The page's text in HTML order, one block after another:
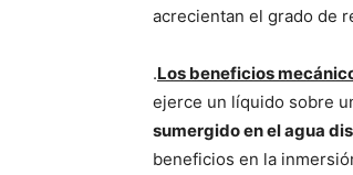
acrecientan el grado de
.Los beneficios
ejerce un lí­quido sobre
sumergido en el agua
beneficios en la